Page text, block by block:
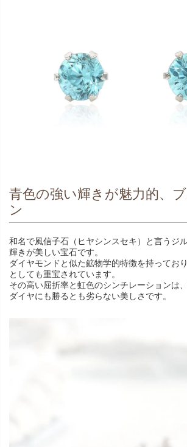
青色の強い輝きが魅力的、
ン
和名で風信子石（ヒヤシンスセキ）と言うジ
輝きが美しい宝石です。
ダイヤモンドと似た鉱物学的特徴を持ってお
としても重宝されています。
その高い屈折率と虹色のシンチレーションは
ダイヤにも勝るとも劣らない美しさです。